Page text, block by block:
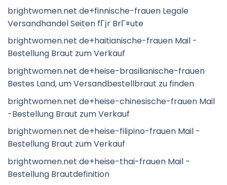
brightwomen.net de+finnische-frauen Legale
Versandhandel Seiten fГјr BrГ¤ute
brightwomen.net de+haitianische-frauen Mail -
Bestellung Braut zum Verkauf
brightwomen.net de+heise-brasilianische-frauen
Bestes Land, um Versandbestellbraut zu finden
brightwomen.net de+heise-chinesische-frauen Mail
-Bestellung Braut zum Verkauf
brightwomen.net de+heise-filipino-frauen Mail -
Bestellung Braut zum Verkauf
brightwomen.net de+heise-thai-frauen Mail -
Bestellung Brautdefinition